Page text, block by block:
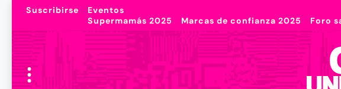
Suscribirse
Eventos
Supermamás 2025
Marcas de confianza 2025 Foro